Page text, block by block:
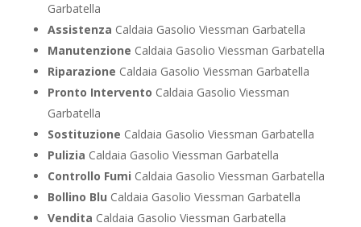
Garbatella
Assistenza Caldaia Gasolio Viessman Garbatella
Manutenzione Caldaia Gasolio Viessman Garbatella
Riparazione Caldaia Gasolio Viessman Garbatella
Pronto Intervento Caldaia Gasolio Viessman
Garbatella
Sostituzione Caldaia Gasolio Viessman Garbatella
Pulizia Caldaia Gasolio Viessman Garbatella
Controllo Fumi Caldaia Gasolio Viessman Garbatella
Bollino Blu Caldaia Gasolio Viessman Garbatella
Vendita Caldaia Gasolio Viessman Garbatella